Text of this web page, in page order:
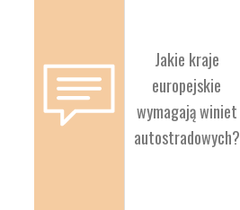
Jakie kraje
europejskie
wymagają winiet
autostradowych?